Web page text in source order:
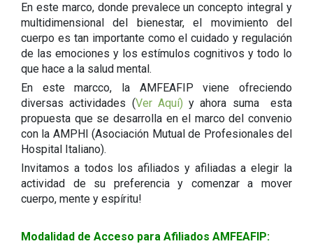
En este marco, donde prevalece un concepto integral y
multidimensional del bienestar, el movimiento del
cuerpo es tan importante como el cuidado y regulación
de las emociones y los estímulos cognitivos y todo lo
que hace a la salud mental.
En este marcco, la AMFEAFIP viene ofreciendo
diversas actividades (Ver Aquí) y ahora suma esta
propuesta que se desarrolla en el marco del convenio
con la AMPHI (Asociación Mutual de Profesionales del
Hospital Italiano).
Invitamos a todos los afiliados y afiliadas a elegir la
actividad de su preferencia y comenzar a mover
cuerpo, mente y espíritu!
Modalidad de Acceso para Afiliados AMFEAFIP: